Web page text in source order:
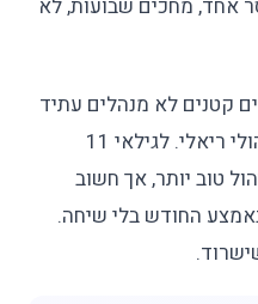
אחד, מחכים שבועות, לא
ילדים קטנים לא מנהלים עתיד
של 30 יום, שבוע הוא אופק ניהולי ריאלי. לגילאי 11
טוב יותר, אך חשוב
החודש בלי שיחה.